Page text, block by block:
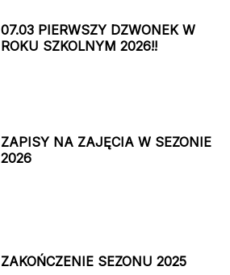
07.03 PIERWSZY DZWONEK W
ROKU SZKOLNYM 2026!!
ZAPISY NA ZAJĘCIA W SEZONIE
2026
ZAKOŃCZENIE SEZONU 2025